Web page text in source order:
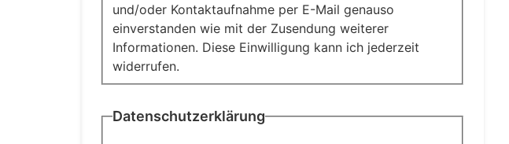
und/oder Kontaktaufnahme per E-Mail genauso
einverstanden wie mit der Zusendung weiterer
Informationen. Diese Einwilligung kann ich jederzeit
widerrufen.
Datenschutzerklärung